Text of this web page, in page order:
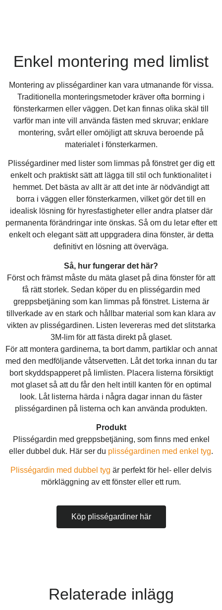
Enkel montering med limlist
Montering av plisségardiner kan vara utmanande för vissa.
Traditionella monteringsmetoder kräver ofta borrning i
fönsterkarmen eller väggen. Det kan finnas olika skäl till
varför man inte vill använda fästen med skruvar; enklare
montering, svårt eller omöjligt att skruva beroende på
materialet i fönsterkarmen.
Plisségardiner med lister som limmas på fönstret ger dig ett
enkelt och praktiskt sätt att lägga till stil och funktionalitet i
hemmet. Det bästa av allt är att det inte är nödvändigt att
borra i väggen eller fönsterkarmen, vilket gör det till en
idealisk lösning för hyresfastigheter eller andra platser där
permanenta förändringar inte önskas. Så om du letar efter ett
enkelt och elegant sätt att uppgradera dina fönster, är detta
definitivt en lösning att överväga.
Så, hur fungerar det här?
Först och främst måste du mäta glaset på dina fönster för att
få rätt storlek. Sedan köper du en plisségardin med
greppsbetjäning som kan limmas på fönstret. Listerna är
tillverkade av en stark och hållbar material som kan klara av
vikten av plisségardinen. Listen levereras med det slitstarka
3M-lim för att fästa direkt på glaset.
För att montera gardinerna, ta bort damm, partiklar och annat
med den medföljande våtservetten. Låt det torka innan du tar
bort skyddspapperet på limlisten. Placera listerna försiktigt
mot glaset så att du får den helt intill kanten för en optimal
look. Låt listerna härda i några dagar innan du fäster
plisségardinen på listerna och kan använda produkten.
Produkt
Plisségardin med greppsbetjäning, som finns med enkel
eller dubbel duk. Här ser du plisségardinen med enkel tyg.
Plisségardin med dubbel tyg är perfekt för hel- eller delvis
mörkläggning av ett fönster eller ett rum.
Köp plisségardiner här
Relaterade inlägg